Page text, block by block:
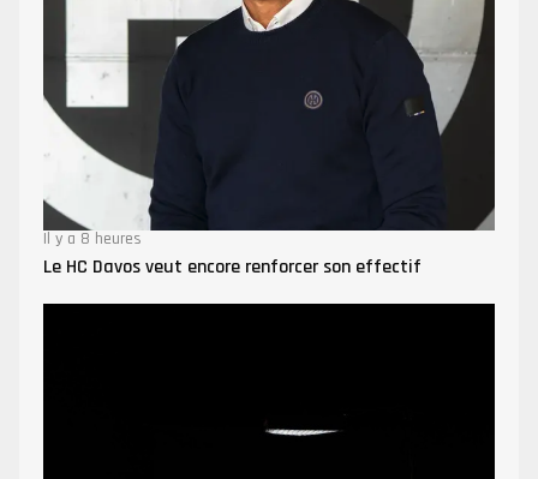
Il y a 8 heures
Le HC Davos veut encore renforcer son effectif